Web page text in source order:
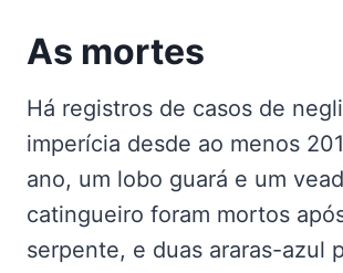
As mortes
Há registros de casos de
imperícia desde ao menos
ano, um lobo guará e um
catingueiro foram mortos
serpente, e duas araras-azul